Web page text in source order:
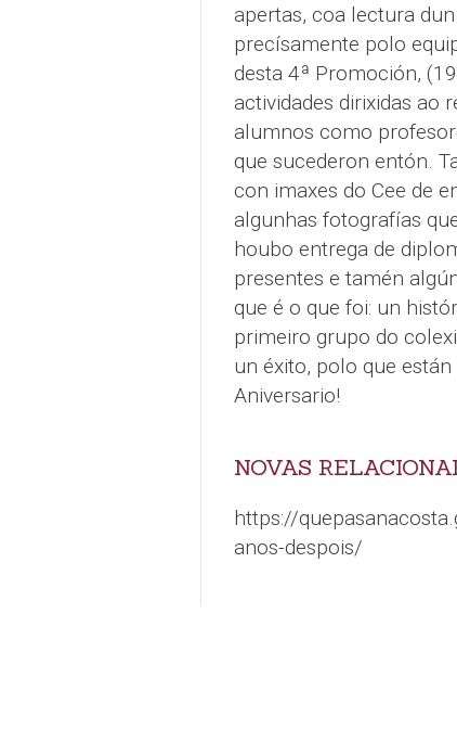
apertas, coa lectura
precísamente polo
desta 4ª Promoción,
actividades dirixidas ao
alumnos como
que sucederon entón.
con imaxes do Cee de
algunhas fotografías
houbo entrega de
presentes e tamén
que é o que foi: un
primeiro grupo do
un éxito, polo que
Aniversario!
NOVAS
https://
anos-despois/